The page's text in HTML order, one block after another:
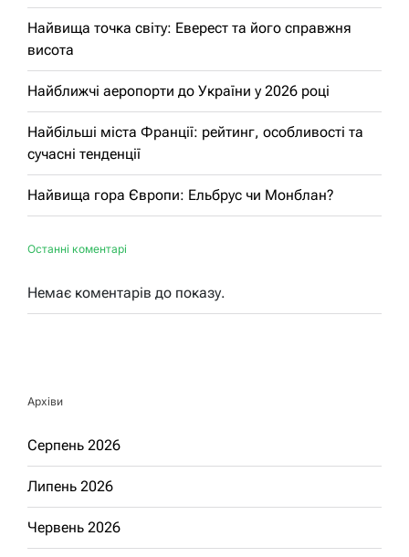
Найвища точка світу: Еверест та його справжня
висота
Найближчі аеропорти до України у 2026 році
Найбільші міста Франції: рейтинг, особливості та
сучасні тенденції
Найвища гора Європи: Ельбрус чи Монблан?
Останні коментарі
Немає коментарів до показу.
Архіви
Серпень 2026
Липень 2026
Червень 2026